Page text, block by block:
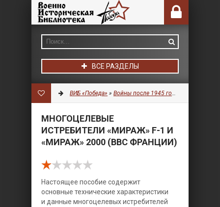
ВСЕ РАЗДЕЛЫ
ВИБ «Победа» » Войны после 1945 года
МНОГОЦЕЛЕВЫЕ
ИСТРЕБИТЕЛИ «МИРАЖ» F-1 И
«МИРАЖ» 2000 (ВВС ФРАНЦИИ)
Настоящее пособие содержит
основные технические характеристики
и данные многоцелевых истребителей